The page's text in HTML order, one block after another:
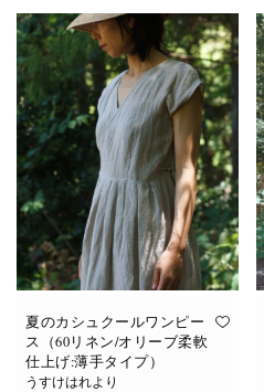
ジ
か
ら
選
択
で
き
ま
す
の
商
品
に
は
複
数
の
バ
リ
エ
ー
シ
ョ
ン
が
あ
り
ま
オ
プ
シ
ョ
夏のカシュクールワンピー
ス（60リネン/オリーブ柔軟
仕上げ:薄手タイプ）
うすけはれより